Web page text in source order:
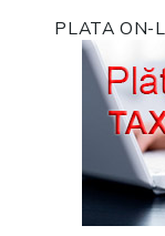
PLATA ON-